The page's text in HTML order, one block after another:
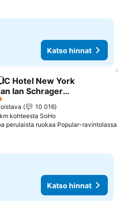
Katso hinnat
suosikkeihin
Hotel New York
Ian Schrager
10 016
kohteesta SoHo
perulaista ruokaa Popular-ravintolassa
Katso hinnat